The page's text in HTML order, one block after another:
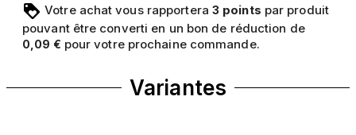
Votre achat vous rapportera 3 points par produit
pouvant être converti en un bon de réduction de
0,09 € pour votre prochaine commande.
Variantes